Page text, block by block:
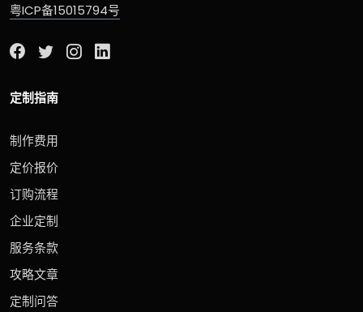
粤ICP备15015794号
定制指南
制作费用
定价报价
订购流程
企业定制
服务条款
攻略文章
定制问答